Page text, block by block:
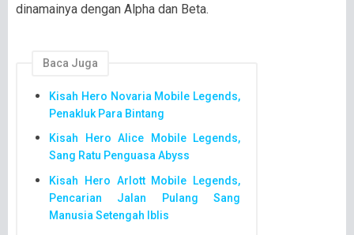
dinamainya dengan Alpha dan Beta.
Baca Juga
Kisah Hero Novaria Mobile Legends,
Penakluk Para Bintang
Kisah Hero Alice Mobile Legends,
Sang Ratu Penguasa Abyss
Kisah Hero Arlott Mobile Legends,
Pencarian Jalan Pulang Sang
Manusia Setengah Iblis